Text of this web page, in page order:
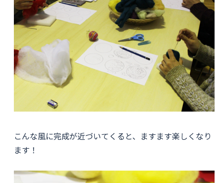
こんな風に完成が近づいてくると、ますます楽しくなり
ます！